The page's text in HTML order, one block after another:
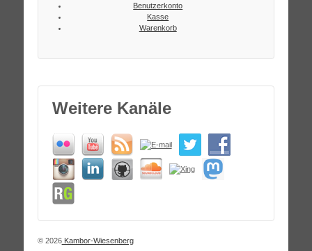
Benutzerkonto
Kasse
Warenkorb
Weitere Kanäle
© 2026Kambor-Wiesenberg